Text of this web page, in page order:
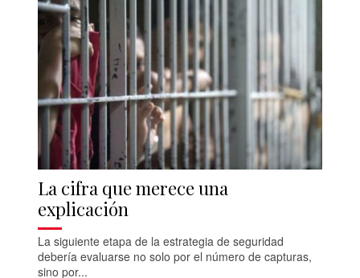
La cifra que merece una
explicación
La siguiente etapa de la estrategia de seguridad
debería evaluarse no solo por el número de capturas,
sino por...